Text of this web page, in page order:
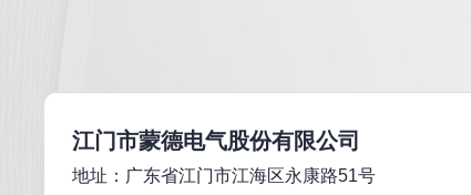
江门市蒙德电气股份有限公司
地址：广东省江门市江海区永康路51号